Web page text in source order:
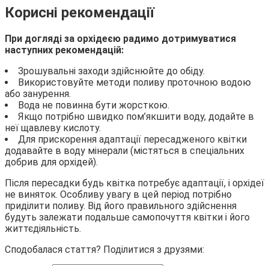
Корисні рекомендації
При догляді за орхідеєю радимо дотримуватися
наступних рекомендацій:
Зрошувальні заходи здійснюйте до обіду.
Використовуйте методи поливу проточною водою
або занурення.
Вода не повинна бути жорсткою.
Якщо потрібно швидко пом’якшити воду, додайте в
неї щавлеву кислоту.
Для прискорення адаптації пересадженого квітки
додавайте в воду мінерали (містяться в спеціальних
добрив для орхідей).
Після пересадки будь квітка потребує адаптації, і орхідеї
не виняток. Особливу увагу в цей період потрібно
приділити поливу. Від його правильного здійснення
будуть залежати подальше самопочуття квітки і його
життєдіяльність.
Сподобалася стаття? Поділитися з друзями: